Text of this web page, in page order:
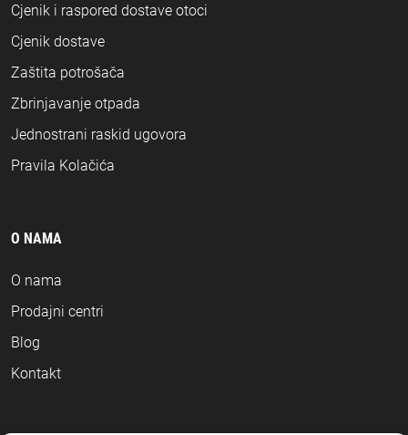
Cjenik i raspored dostave otoci
Cjenik dostave
Zaštita potrošača
Zbrinjavanje otpada
Jednostrani raskid ugovora
Pravila Kolačića
O NAMA
O nama
Prodajni centri
Blog
Kontakt